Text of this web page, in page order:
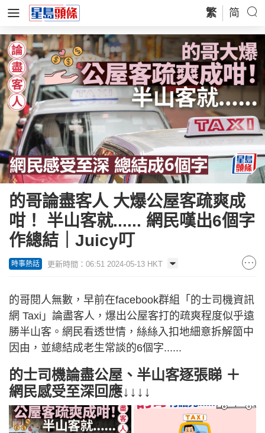
繁 简
的哥論盡客人 大爆公屋客疏爽成
咁！ 半山客就...... 網民嘆出6個字
作總結｜Juicy叮
時事熱話 更新時間：06:51 2024-05-13 HKT
的哥閱人無數，早前在facebook群組「的士司機資訊
網 Taxi」論盡客人，爆出公屋客打的疏爽程度似乎遠
勝半山客。網民看透世情，絲絲入扣地細意拆解箇中
因由，並總結成老生常談的6個字......
的士司機論盡公屋、半山客逐張睇 ＋
網民感受至深回應↓↓↓↓